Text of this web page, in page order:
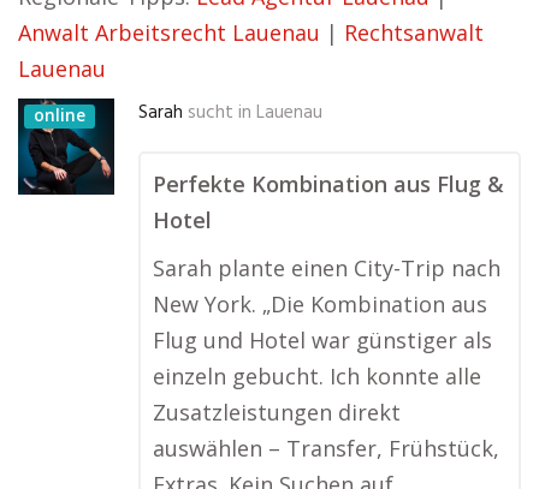
Anwalt Arbeitsrecht Lauenau | Rechtsanwalt
Lauenau
online Sarah sucht in Lauenau
Perfekte Kombination aus Flug &
Hotel
Sarah plante einen City-Trip nach
New York. „Die Kombination aus
Flug und Hotel war günstiger als
einzeln gebucht. Ich konnte alle
Zusatzleistungen direkt
auswählen – Transfer, Frühstück,